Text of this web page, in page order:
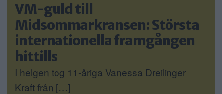
VM-guld till
Midsommarkransen: Största
internationella framgången
hittills
I helgen tog 11-åriga Vanessa Dreilinger
Kraft från […]